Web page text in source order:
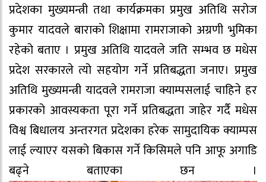
प्रदेशका मुख्यमन्त्री तथा कार्यक्रमका प्रमुख अतिथि सरोज
कुमार यादवले बाराको शिक्षामा रामराजाको अग्रणी भुमिका
रहेको बताए । प्रमुख अतिथि यादवले जति सम्भव छ मधेस
प्रदेश सरकारले त्यो सहयोग गर्ने प्रतिबद्धता जनाए। प्रमुख
अतिथि मुख्यमन्त्री यादवले रामराजा क्याम्पसलाई चाहिने हर
प्रकारको आवस्यकता पूरा गर्ने प्रतिबद्धता जाहेर गर्दै मधेस
विश्व बिधालय अन्तरगत प्रदेशका हरेक सामुदायिक क्याम्पस
लाई ल्याएर यसको बिकास गर्ने किसिमले पनि आफू अगाडि
बढ्ने बताएका छन ।